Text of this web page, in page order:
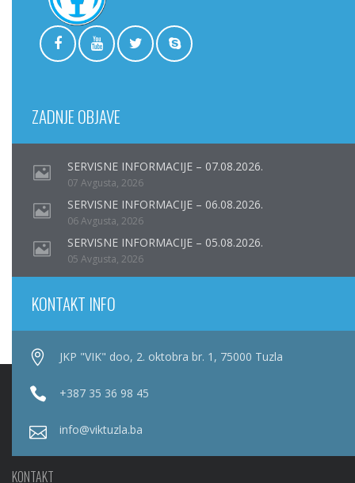
ZADNJE OBJAVE
SERVISNE INFORMACIJE – 07.08.2026.
07 Avgusta, 2026
SERVISNE INFORMACIJE – 06.08.2026.
06 Avgusta, 2026
SERVISNE INFORMACIJE – 05.08.2026.
05 Avgusta, 2026
KONTAKT INFO
JKP "VIK" doo, 2. oktobra br. 1, 75000 Tuzla
+387 35 36 98 45
info@viktuzla.ba
KONTAKT